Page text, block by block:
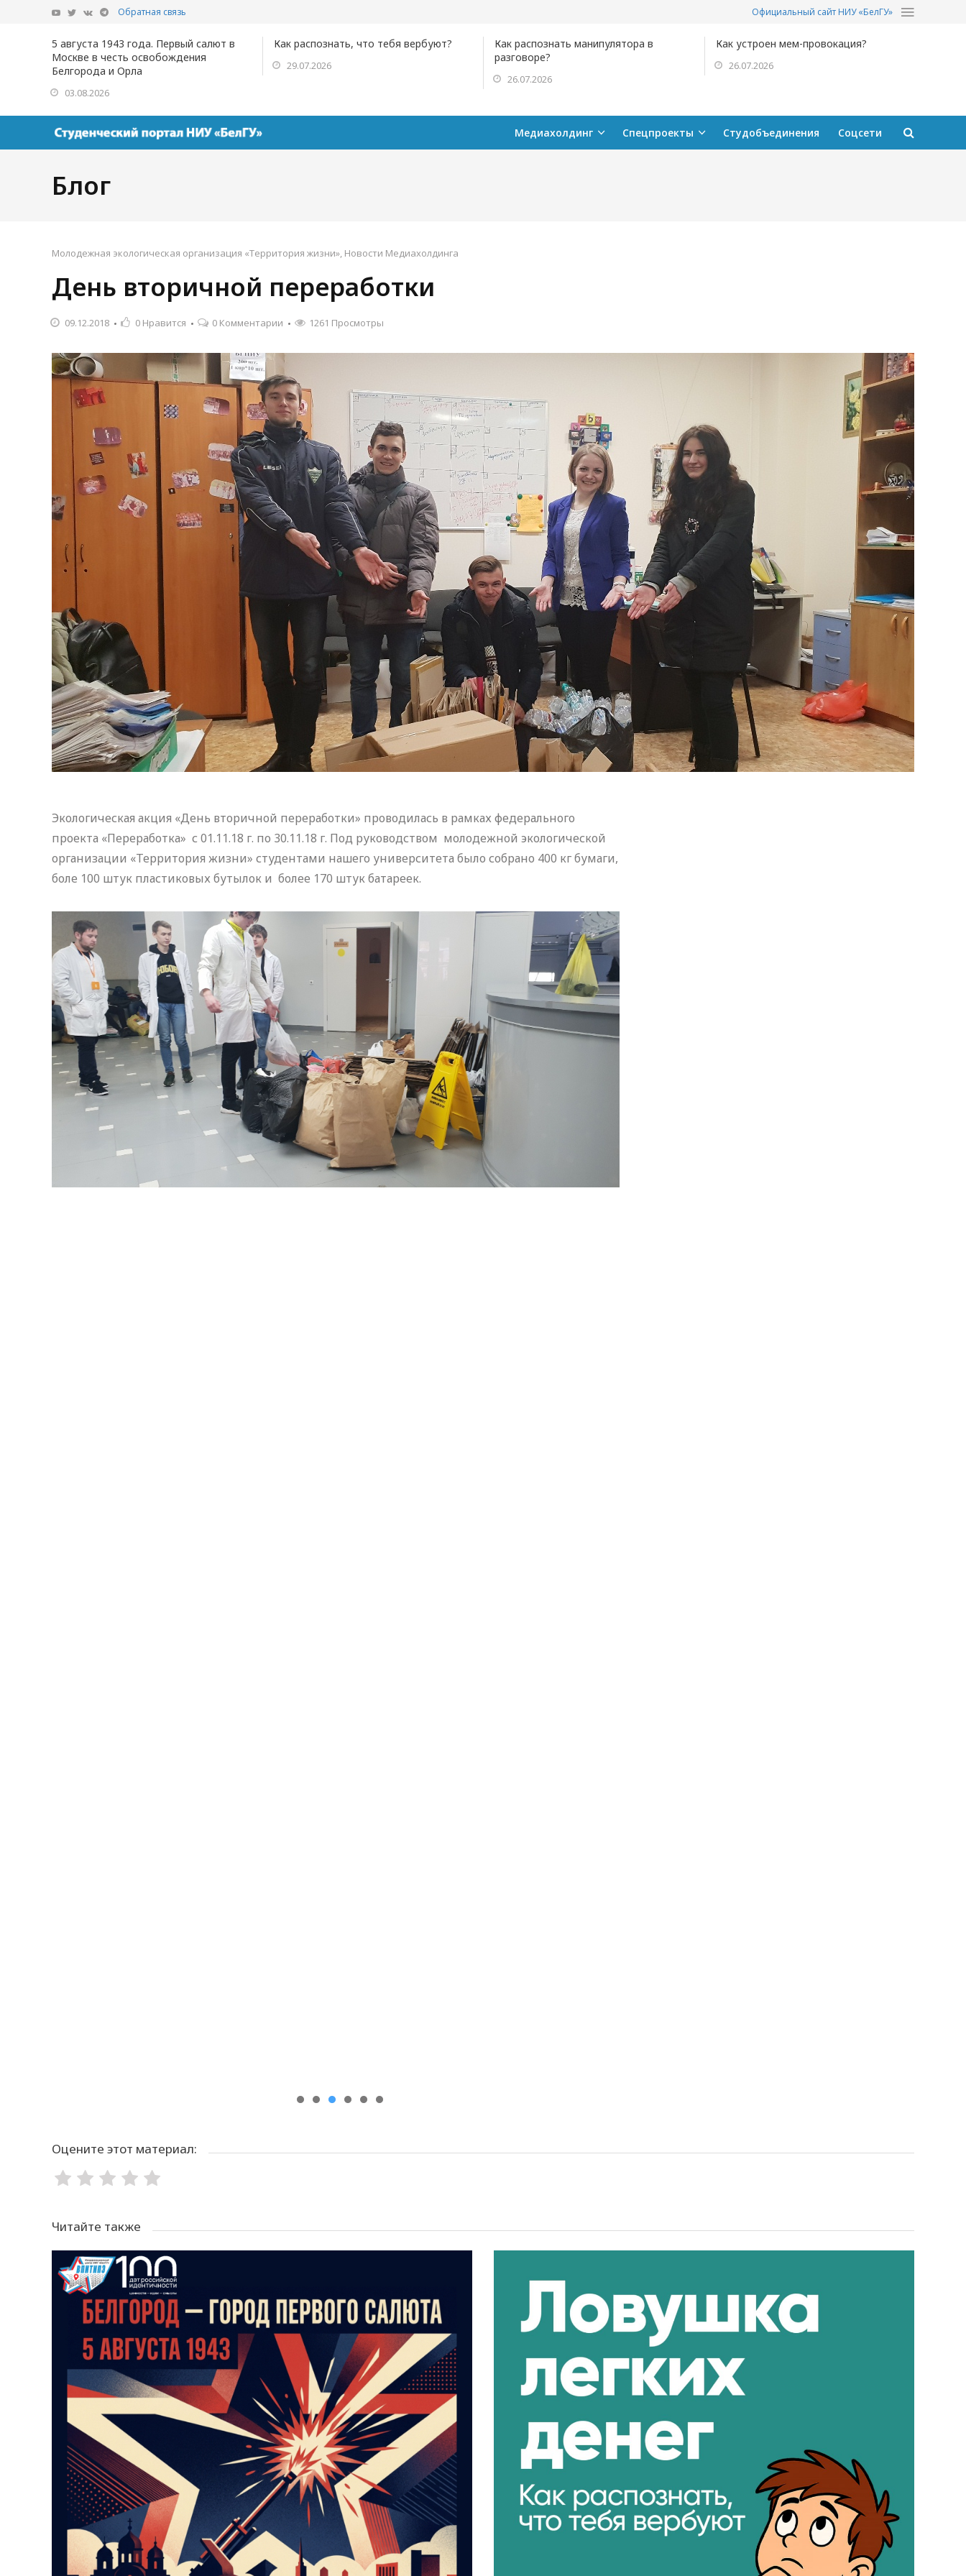
Обратная связь Официальный сайт НИУ «БелГУ»
5 августа 1943 года. Первый салют в
Москве в честь освобождения
Белгорода и Орла
03.08.2026
Как распознать, что тебя вербуют?
29.07.2026
Как распознать манипулятора в
разговоре?
26.07.2026
Как устроен мем-провокация?
26.07.2026
Медиахолдинг Спецпроекты Студобъединения Соцсети
Блог
Молодежная экологическая организация «Территория жизни», Новости Медиахолдинга
День вторичной переработки
09.12.2018 0 Нравится 0 Комментарии 1261 Просмотры
Экологическая акция «День вторичной переработки» проводилась в рамках федерального
проекта «Переработка» с 01.11.18 г. по 30.11.18 г. Под руководством молодежной экологической
организации «Территория жизни» студентами нашего университета было собрано 400 кг бумаги,
боле 100 штук пластиковых бутылок и более 170 штук батареек.
Оцените этот материал:
Читайте также